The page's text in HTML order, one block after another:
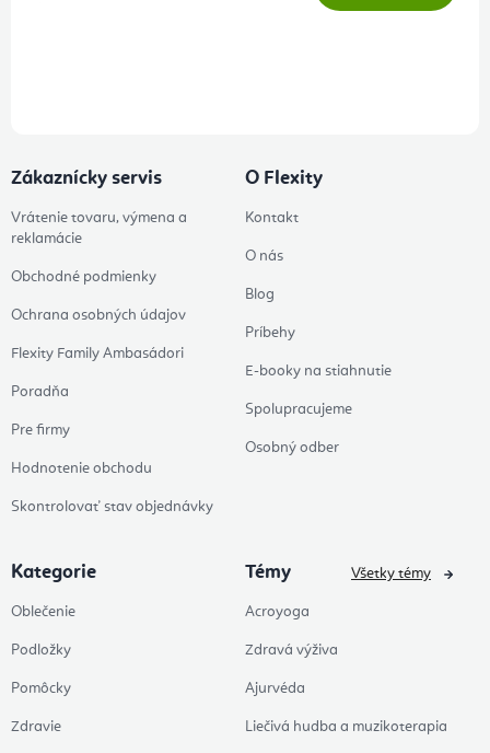
Zákaznícky servis
Vrátenie tovaru, výmena a
reklamácie
Obchodné podmienky
Ochrana osobných údajov
Flexity Family Ambasádori
Poradňa
Pre firmy
Hodnotenie obchodu
Skontrolovať stav objednávky
O Flexity
Kontakt
O nás
Blog
Príbehy
E-booky na stiahnutie
Spolupracujeme
Osobný odber
Kategorie
Oblečenie
Podložky
Pomôcky
Zdravie
Témy
Acroyoga
Zdravá výživa
Ajurvéda
Liečivá hudba a muzikoterapia
Všetky témy